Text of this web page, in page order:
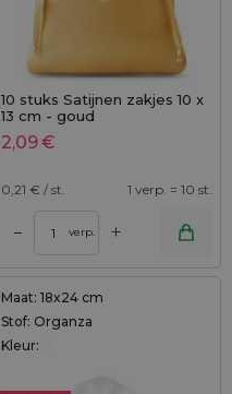
10 stuks Satijnen zakjes 10 x
13 cm - goud
2,09€
0,21 € / st. 1 verp. = 10 st.
– verp. +
Maat: 18x24 cm
Stof: Organza
Kleur: